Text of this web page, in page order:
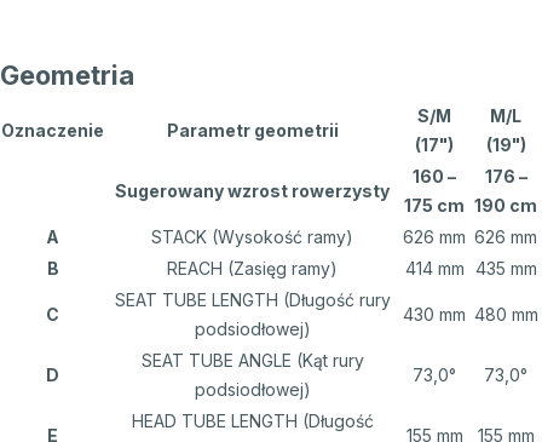
Geometria
Oznaczenie Parametr geometrii
S/M
(17")
M/L
(19")
Sugerowany wzrost rowerzysty
160 –
175 cm
176 –
190 cm
A
STACK (Wysokość ramy) 626 mm 626 mm
B
REACH (Zasięg ramy) 414 mm 435 mm
C
SEAT TUBE LENGTH (Długość rury
podsiodłowej)
430 mm 480 mm
D
SEAT TUBE ANGLE (Kąt rury
podsiodłowej)
73,0° 73,0°
E
HEAD TUBE LENGTH (Długość
155 mm 155 mm